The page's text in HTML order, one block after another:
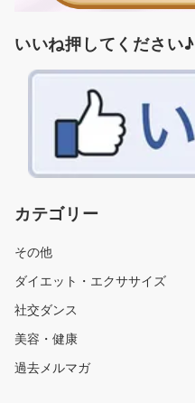
いいね押してください♪
カテゴリー
その他
ダイエット・エクササイズ
社交ダンス
美容・健康
過去メルマガ